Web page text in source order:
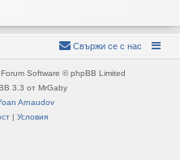
Свържи се с нас
Software © phpBB Limited
3.3 от MrGaby
Arnaudov
Условия